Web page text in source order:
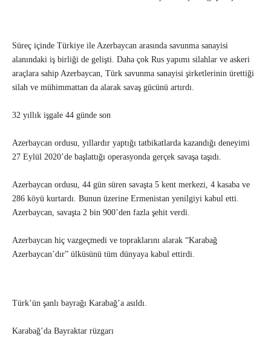
Süreç içinde Türkiye ile Azerbaycan arasında savunma sanayisi
alanındaki iş birliği de gelişti. Daha çok Rus yapımı silahlar ve askeri
araçlara sahip Azerbaycan, Türk savunma sanayisi şirketlerinin ürettiği
silah ve mühimmattan da alarak savaş gücünü artırdı.
32 yıllık işgale 44 günde son
Azerbaycan ordusu, yıllardır yaptığı tatbikatlarda kazandığı deneyimi
27 Eylül 2020’de başlattığı operasyonda gerçek savaşa taşıdı.
Azerbaycan ordusu, 44 gün süren savaşta 5 kent merkezi, 4 kasaba ve
286 köyü kurtardı. Bunun üzerine Ermenistan yenilgiyi kabul etti.
Azerbaycan, savaşta 2 bin 900’den fazla şehit verdi.
Azerbaycan hiç vazgeçmedi ve topraklarını alarak “Karabağ
Azerbaycan’dır” ülküsünü tüm dünyaya kabul ettirdi.
Türk’ün şanlı bayrağı Karabağ’a asıldı.
Karabağ’da Bayraktar rüzgarı